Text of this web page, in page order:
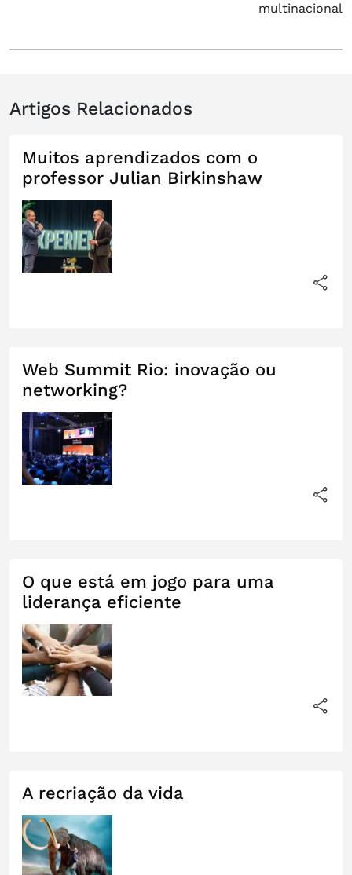
multinacional
Artigos Relacionados
Muitos aprendizados com o
professor Julian Birkinshaw
Web Summit Rio: inovação ou
networking?
O que está em jogo para uma
liderança eficiente
A recriação da vida